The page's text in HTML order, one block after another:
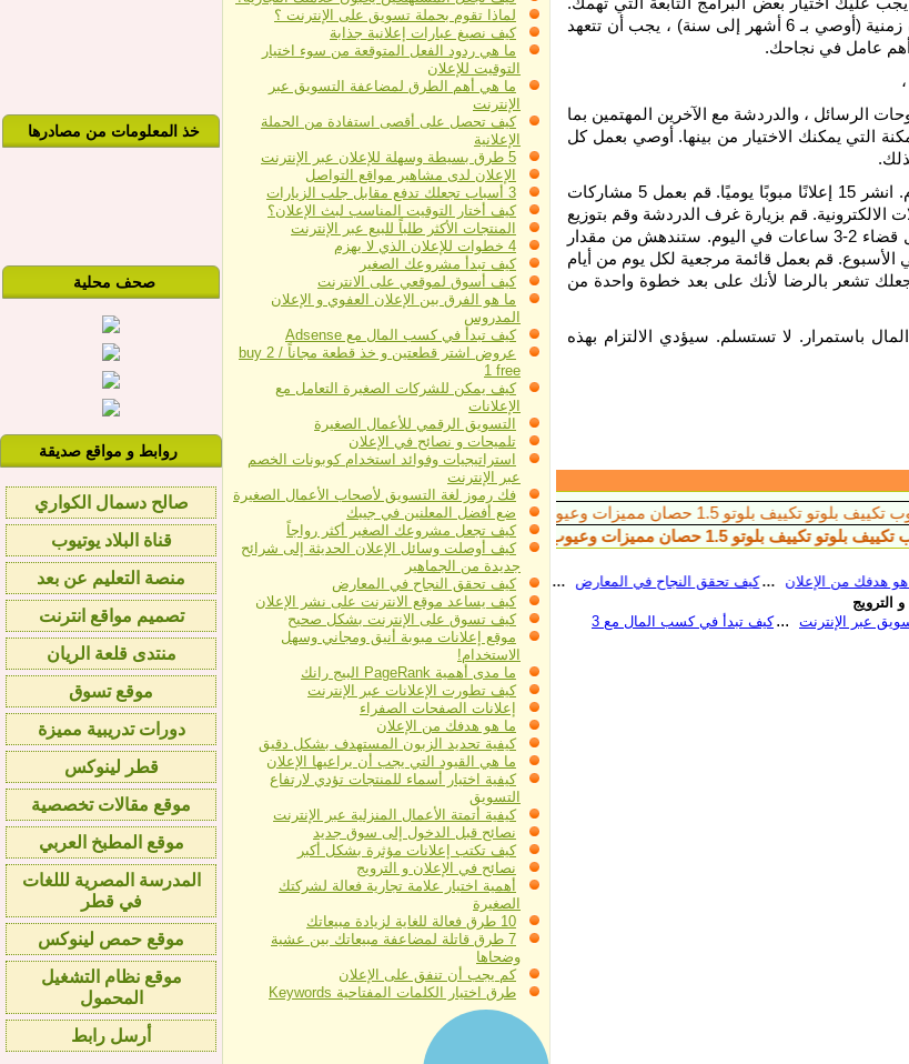
ثانيًا ، عليك أن تقرر المدة التي تريد أن تعمل فيها هذه البرامج. بمجرد أن تقرر فترة زمنية (أوصي بـ 6 أشهر إلى سنة) ، يجب أن تتعهد
أهم عامل في نجاحك.
الرسائل ، والدردشة مع الآخرين المهتمين بما
التي يمكنك الاختيار من بينها. أوصي بعمل كل
قد تبدو إحدى الخطط المحتملة كما يلي: التبادلات المرورية - ساعة واحدة في اليوم. انشر 15 إعلانًا مبوبًا يوميًا. قم بعمل 5 مشاركات
قم بزيارة غرف الدردشة وقم بتوزيع
النشرات حيث يكون لديك وقت إضافي خلال الأسبوع. كل هذا يمكن تحقيقه من خلال قضاء 2-3 ساعات في اليوم. ستندهش من مقدار
لديك خطة. يمكنك أيضًا اختيار ما إذا كنت ستعمل 5 أو 6 أيام في الأسبوع. قم بعمل قائمة مرجعية لكل يوم من أيام
تشعر بالرضا لأنك على بعد خطوة واحدة من
باستمرار. لا تستسلم. سيؤدي الالتزام بهذه
وظائف الرياض اليوم | توظيف فوري بالرياض للنساء تسويق رقمي تكييف بلو
الإعلان
كيف تحقق النجاح في المعارض قاعدة الفائدة اﻷهم العنوان الملفت للانتباه خطوات إنشاء إعلان جديد
نصائح في الإعلان و
الترويج
إلى سوق جديد أساسيات التسويق عبر الإنترنت
لماذا تقوم بحملة تسويق على الإنترنت ؟
كيف نصيغ عبارات إعلانية جذابة
ما هي ردود الفعل المتوقعة من سوء اختيار
التوقيت للإعلان
ما هي أهم الطرق لمضاعفة التسويق عبر
الإنترنت
كيف تحصل على أقصى استفادة من الحملة
الإعلانية
5 طرق بسيطة وسهلة للإعلان عبر الإنترنت
الإعلان لدى مشاهير مواقع التواصل
3 أسباب تجعلك تدفع مقابل جلب الزيارات
كيف أختار التوقيت المناسب لبث الإعلان؟
المنتجات الأكثر طلباً للبيع عبر الإنترنت
4 خطوات للإعلان الذي لا يهزم
كيف تبدأ مشروعك الصغير
كيف أسوق لموقعي على الانترنت
ما هو الفرق بين الإعلان العفوي و الإعلان
المدروس
كيف تبدأ في كسب المال مع Adsense
عروض اشتر قطعتين و خذ قطعة مجاناً buy 2 /
1 free
كيف يمكن للشركات الصغيرة التعامل مع
الإعلانات
التسويق الرقمي للأعمال الصغيرة
تلميحات و نصائح في الإعلان
استراتيجيات وفوائد استخدام كوبونات الخصم
عبر الإنترنت
فك رموز لغة التسويق لأصحاب الأعمال الصغيرة
ضع أفضل المعلنين في جيبك
كيف تجعل مشروعك الصغير أكثر رواجاً
كيف أوصلت وسائل الإعلان الحديثة إلى شرائح
جديدة من الجماهير
كيف تحقق النجاح في المعارض
كيف يساعد موقع الانترنت على نشر الإعلان
كيف تسوق على الإنترنت بشكل صحيح
موقع إعلانات مبوبة أنيق ومجاني وسهل
الاستخدام!
ما مدى أهمية PageRank البيج رانك
كيف تطورت الإعلانات عبر الإنترنت
إعلانات الصفحات الصفراء
ما هو هدفك من الإعلان
كيفية تحديد الزبون المستهدف بشكل دقيق
ما هي القيود التي يجب أن يراعيها الإعلان
كيفية اختيار أسماء للمنتجات تؤدي لارتفاع
التسويق
كيفية أتمتة الأعمال المنزلية عبر الإنترنت
نصائح قبل الدخول إلى سوق جديد
كيف تكتب إعلانات مؤثرة بشكل أكبر
نصائح في الإعلان و الترويج
أهمية اختيار علامة تجارية فعالة لشركتك
الصغيرة
10 طرق فعالة للغاية لزيادة مبيعاتك
7 طرق قاتلة لمضاعفة مبيعاتك بين عشية
وضحاها
كم يجب أن تنفق على الإعلان
طرق اختيار الكلمات المفتاحية Keywords
خذ المعلومات من مصادرها
صحف محلية
روابط و مواقع صديقة
صالح دسمال الكواري
قناة البلاد يوتيوب
منصة التعليم عن بعد
تصميم مواقع انترنت
منتدى قلعة الريان
موقع تسوق
دورات تدريبية مميزة
قطر لينوكس
موقع مقالات تخصصية
موقع المطبخ العربي
المدرسة المصرية لللغات
في قطر
موقع حمص لينوكس
موقع نظام التشغيل
المحمول
أرسل رابط